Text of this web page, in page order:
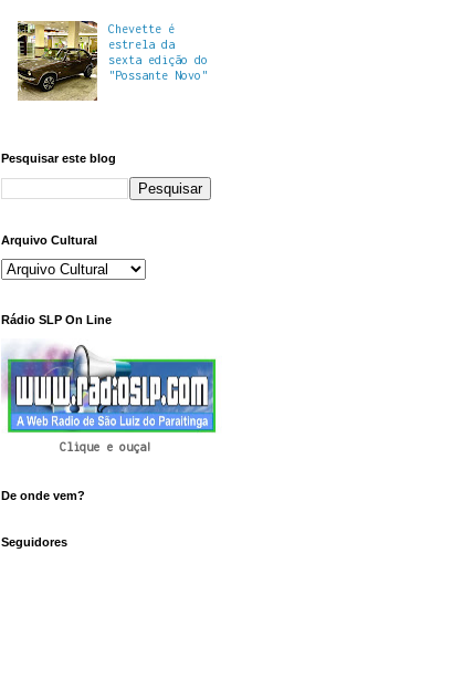
Chevette é
estrela da
sexta edição do
"Possante Novo"
Pesquisar este blog
Arquivo Cultural
Rádio SLP On Line
Clique e ouça!
De onde vem?
Seguidores